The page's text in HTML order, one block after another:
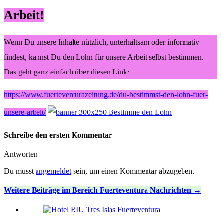
Arbeit!
Wenn Du unsere Inhalte nützlich, unterhaltsam oder informativ
findest, kannst Du den Lohn für unsere Arbeit selbst bestimmen.
Das geht ganz einfach über diesen Link:
https://www.fuerteventurazeitung.de/du-bestimmst-den-lohn-fuer-
unsere-arbeit/
Schreibe den ersten Kommentar
Antworten
Du musst angemeldet sein, um einen Kommentar abzugeben.
Weitere Beiträge im Bereich Fuerteventura Nachrichten